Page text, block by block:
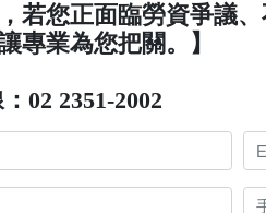
若您正面臨勞資爭議
專業為您把關。】
02 2351-2002